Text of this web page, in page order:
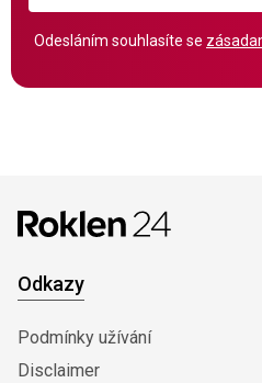
Odesláním souhlasíte se
Odkazy
Podmínky užívání
Disclaimer